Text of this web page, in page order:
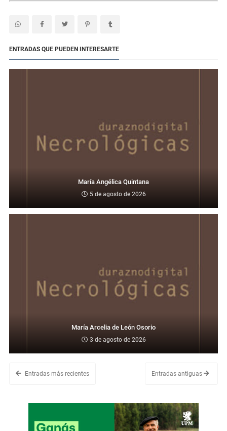
ENTRADAS QUE PUEDEN INTERESARTE
María Angélica Quintana
5 de agosto de 2026
María Arcelia de León Osorio
3 de agosto de 2026
Entradas más recientes Entradas antiguas